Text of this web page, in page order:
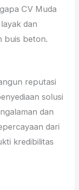
CV Muda
dan
buis beton.
reputasi
solusi
dan
dari
kredibilitas